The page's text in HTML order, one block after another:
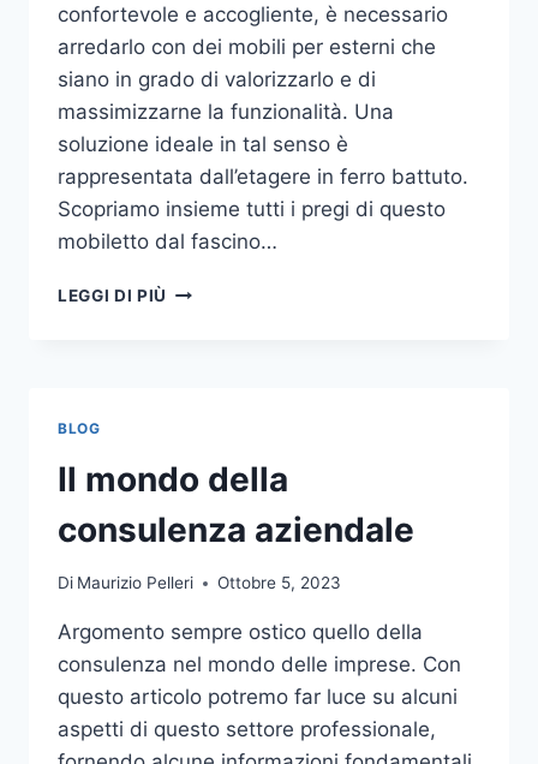
confortevole e accogliente, è necessario
arredarlo con dei mobili per esterni che
siano in grado di valorizzarlo e di
massimizzarne la funzionalità. Una
soluzione ideale in tal senso è
rappresentata dall’etagere in ferro battuto.
Scopriamo insieme tutti i pregi di questo
mobiletto dal fascino…
LEGGI DI PIÙ ETAGERE
PER
L’ARREDO
GIARDINO
BLOG
Il mondo della
consulenza aziendale
Di Maurizio Pelleri Ottobre 5, 2023
Argomento sempre ostico quello della
consulenza nel mondo delle imprese. Con
questo articolo potremo far luce su alcuni
aspetti di questo settore professionale,